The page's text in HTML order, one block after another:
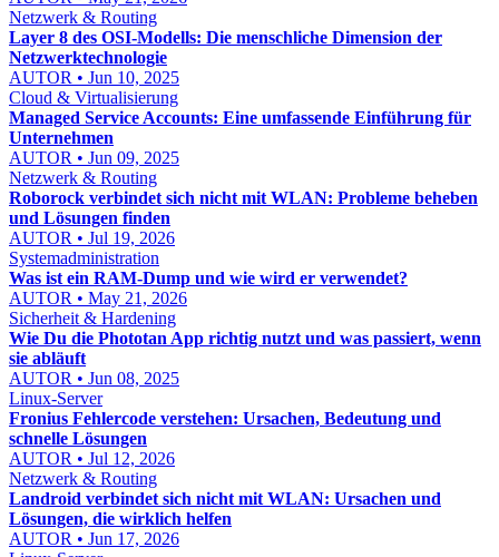
Netzwerk & Routing
Layer 8 des OSI-Modells: Die menschliche Dimension der
Netzwerktechnologie
AUTOR • Jun 10, 2025
Cloud & Virtualisierung
Managed Service Accounts: Eine umfassende Einführung für
Unternehmen
AUTOR • Jun 09, 2025
Netzwerk & Routing
Roborock verbindet sich nicht mit WLAN: Probleme beheben
und Lösungen finden
AUTOR • Jul 19, 2026
Systemadministration
Was ist ein RAM-Dump und wie wird er verwendet?
AUTOR • May 21, 2026
Sicherheit & Hardening
Wie Du die Phototan App richtig nutzt und was passiert, wenn
sie abläuft
AUTOR • Jun 08, 2025
Linux-Server
Fronius Fehlercode verstehen: Ursachen, Bedeutung und
schnelle Lösungen
AUTOR • Jul 12, 2026
Netzwerk & Routing
Landroid verbindet sich nicht mit WLAN: Ursachen und
Lösungen, die wirklich helfen
AUTOR • Jun 17, 2026